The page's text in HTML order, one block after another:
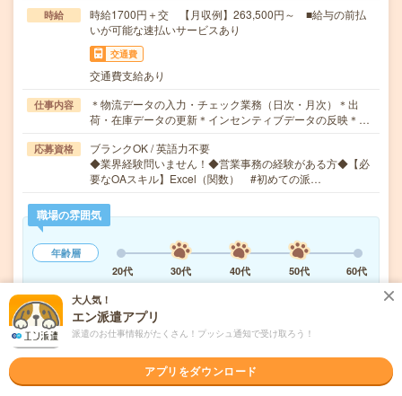
時給
時給1700円＋交 【月収例】263,500円～ ■給与の前払
いが可能な速払いサービスあり
交通費
交通費支給あり
仕事内容
＊物流データの入力・チェック業務（日次・月次）＊出
荷・在庫データの更新＊インセンティブデータの反映＊…
応募資格
ブランクOK / 英語力不要
◆業界経験問いません！◆営業事務の経験がある方◆【必
要なOAスキル】Excel（関数） #初めての派…
職場の雰囲気
年齢層
20代
30代 40代 50代
60代
男女比率
女性
大人気！
エン派遣アプリ
派遣のお仕事情報がたくさん！プッシュ通知で受け取ろう！
アプリをダウンロード